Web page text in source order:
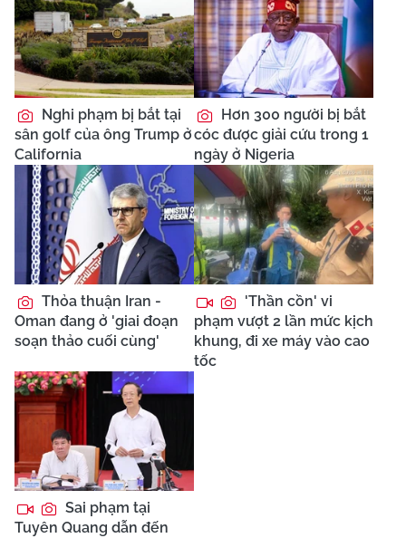
Nghi phạm bị bắt tại
sân golf của ông Trump ở
California
Hơn 300 người bị bắt
cóc được giải cứu trong 1
ngày ở Nigeria
Thỏa thuận Iran -
Oman đang ở 'giai đoạn
soạn thảo cuối cùng'
'Thần cồn' vi
phạm vượt 2 lần mức kịch
khung, đi xe máy vào cao
tốc
Sai phạm tại
Tuyên Quang dẫn đến